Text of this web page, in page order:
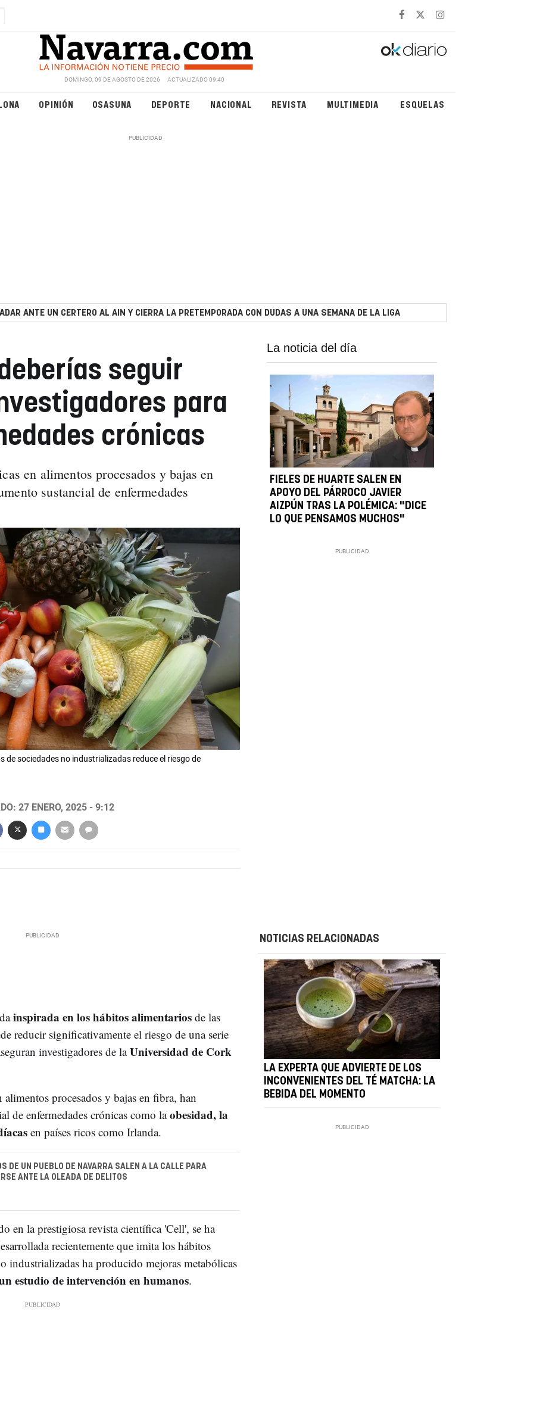
DOMINGO, 09 DE AGOSTO DE 2026 ACTUALIZADO 09:40
OPINIÓN OSASUNA DEPORTE NACIONAL REVISTA MULTIMEDIA ESQUELAS
ANTE UN CERTERO AL AIN Y CIERRA LA PRETEMPORADA CON DUDAS A UNA SEMANA DE LA LIGA
seguir
para
crónicas
en alimentos procesados y bajas en
sustancial de enfermedades
sociedades no industrializadas reduce el riesgo de
27 ENERO, 2025 - 9:12
La noticia del día
FIELES DE HUARTE SALEN EN
APOYO DEL PÁRROCO JAVIER
AIZPÚN TRAS LA POLÉMICA: "DICE
LO QUE PENSAMOS MUCHOS"
inspirada en los hábitos alimentariosde las
reducir significativamente el riesgo de una serie
investigadores de laUniversidad de Cork
procesados y bajas en fibra, han
de enfermedades crónicas como laobesidad, la
en países ricos como Irlanda.
DE UN PUEBLO DE NAVARRA SALEN A LA CALLE PARA
ANTE LA OLEADA DE DELITOS
en la prestigiosa revista científica 'Cell', se ha
recientemente que imita los hábitos
industrializadas ha producido mejoras metabólicas
estudio de intervención en humanos.
NOTICIAS RELACIONADAS
LA EXPERTA QUE ADVIERTE DE LOS
INCONVENIENTES DEL TÉ MATCHA: LA
BEBIDA DEL MOMENTO